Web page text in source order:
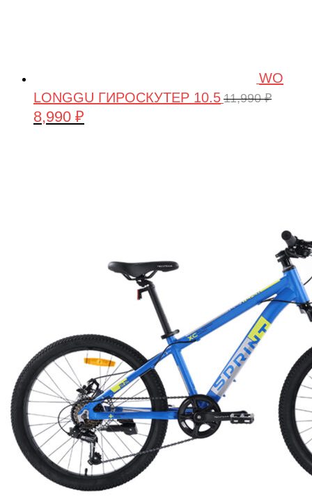
WO
LONGGU ГИРОСКУТЕР 10.5 11,990₽
Первоначальная
8,990 ₽